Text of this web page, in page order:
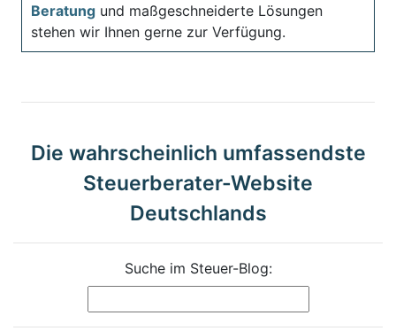
Beratung und maßgeschneiderte Lösungen
stehen wir Ihnen gerne zur Verfügung.
Die wahrscheinlich umfassendste
Steuerberater-Website
Deutschlands
Suche im Steuer-Blog: